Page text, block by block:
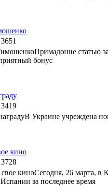
Примадонне статью
бонус
В Украине учреждена
кино
Сегодня, 26 марта, в
за последнее время